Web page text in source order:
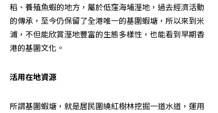
稻、養殖魚蝦的地方，屬於低窪海埔溼地，過去經濟活動
的傳承，至今仍保留了全港唯一的基圍蝦塘，所以來到米
浦，不但能欣賞溼地豐富的生態多樣性，也能看到早期香
港的基圍文化。
活用在地資源
所謂基圍蝦塘，就是居民圍繞紅樹林挖掘一道水道，運用